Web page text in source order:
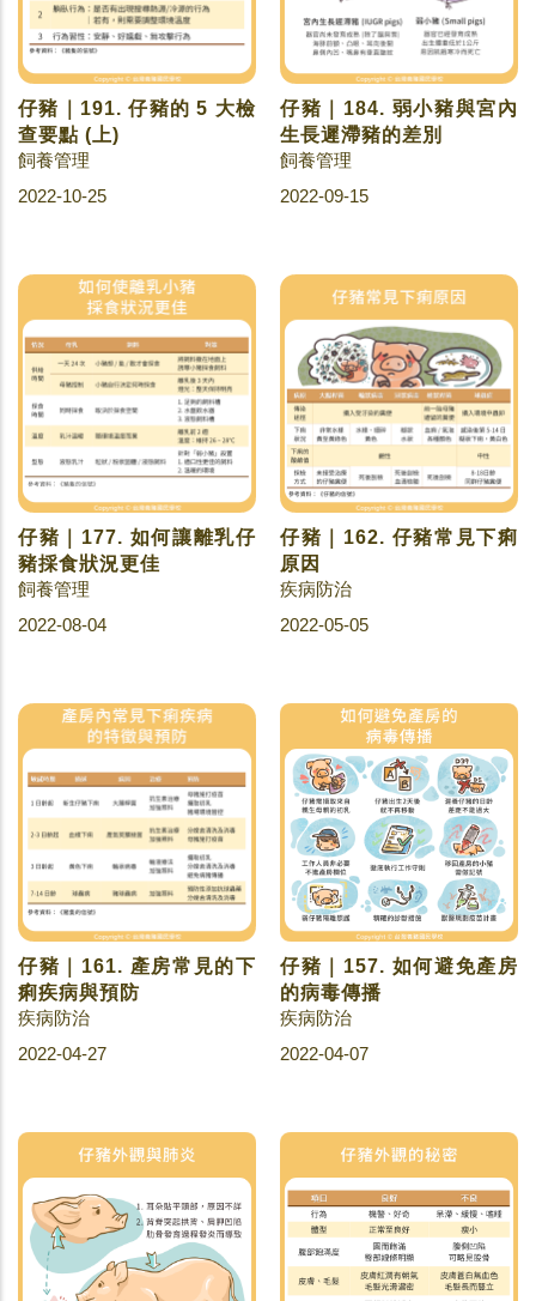
仔豬｜191. 仔豬的 5 大檢
查要點 (上)
飼養管理
2022-10-25
仔豬｜184. 弱小豬與宮內
生長遲滯豬的差別
飼養管理
2022-09-15
仔豬｜177. 如何讓離乳仔
豬採食狀況更佳
飼養管理
2022-08-04
仔豬｜162. 仔豬常見下痢
原因
疾病防治
2022-05-05
仔豬｜161. 產房常見的下
痢疾病與預防
疾病防治
2022-04-27
仔豬｜157. 如何避免產房
的病毒傳播
疾病防治
2022-04-07